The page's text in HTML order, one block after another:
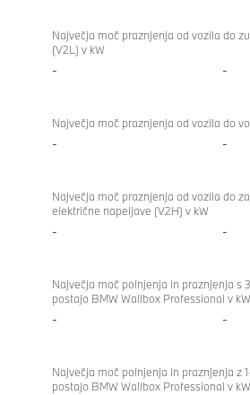
polnjenje
M8
Coupé
Največja moč praznjenja od vozila do
(V2L) v kW
- -
Največja moč praznjenja od vozila do
- -
Največja moč praznjenja od vozila do
električne napeljave (V2H) v kW
- -
Največja moč polnjenja in praznjenja s
postajo BMW Wallbox Professional v kW
- -
Največja moč polnjenja in praznjenja z
postajo BMW Wallbox Professional v kW